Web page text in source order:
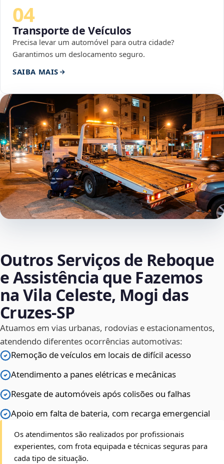
04
Transporte de Veículos
Precisa levar um automóvel para outra cidade?
Garantimos um deslocamento seguro.
SAIBA MAIS
Outros Serviços de Reboque
e Assistência que Fazemos
na Vila Celeste, Mogi das
Cruzes‑SP
Atuamos em vias urbanas, rodovias e estacionamentos,
atendendo diferentes ocorrências automotivas:
Remoção de veículos em locais de difícil acesso
Atendimento a panes elétricas e mecânicas
Resgate de automóveis após colisões ou falhas
Apoio em falta de bateria, com recarga emergencial
Os atendimentos são realizados por profissionais
experientes, com frota equipada e técnicas seguras para
cada tipo de situação.